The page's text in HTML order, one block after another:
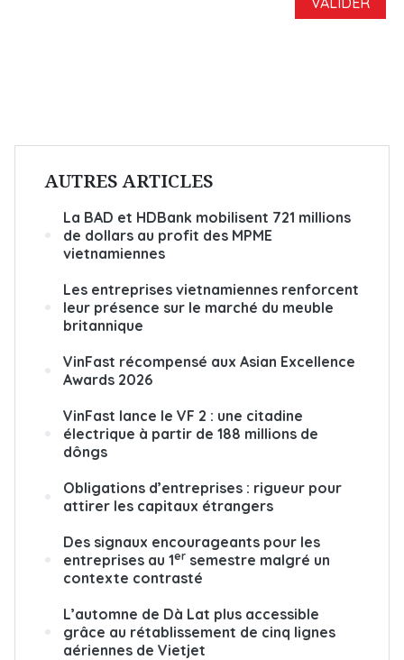
AUTRES ARTICLES
La BAD et HDBank mobilisent 721 millions
de dollars au profit des MPME
vietnamiennes
Les entreprises vietnamiennes renforcent
leur présence sur le marché du meuble
britannique
VinFast récompensé aux Asian Excellence
Awards 2026
VinFast lance le VF 2 : une citadine
électrique à partir de 188 millions de
dôngs
Obligations d’entreprises : rigueur pour
attirer les capitaux étrangers
Des signaux encourageants pour les
entreprises au 1er semestre malgré un
contexte contrasté
L’automne de Dà Lat plus accessible
grâce au rétablissement de cinq lignes
aériennes de Vietjet